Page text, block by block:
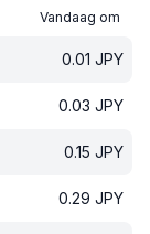
Vandaag om
0.01 JPY
0.03 JPY
0.15 JPY
0.29 JPY